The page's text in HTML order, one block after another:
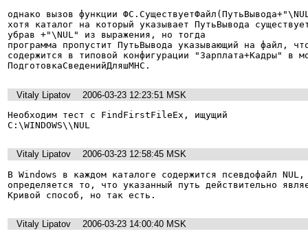
однако вызов функции
хотя каталог на который указывает ПутьВывода
убрав +"\NUL" из выражения, но тогда
программа пропустит ПутьВывода указывающий на файл,
содержится в типовой конфигурации "Зарплата+Кадры" в
ПодготовкаСведенийДляшМНС.
Vitaly Lipatov
2006-03-23 12:23:51 MSK
Необходим тест с FindFirstFileEx, ищущий
C:\WINDOWS\\NUL
Vitaly Lipatov
2006-03-23 12:58:45 MSK
В Windows в каждом каталоге содержится псевдофайл
определяется то, что указанный путь действительно
Кривой способ, но так есть.
Vitaly Lipatov
2006-03-23 14:00:40 MSK